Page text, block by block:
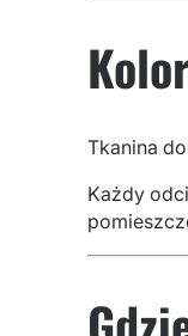
Tkanina
Każdy